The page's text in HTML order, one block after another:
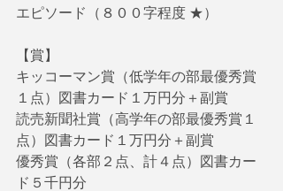
エピソード（８００字程度 ★）
【賞】
キッコーマン賞（低学年の部最優秀賞
１点）図書カード１万円分＋副賞
読売新聞社賞（高学年の部最優秀賞１
点）図書カード１万円分＋副賞
優秀賞（各部２点、計４点）図書カー
ド５千円分